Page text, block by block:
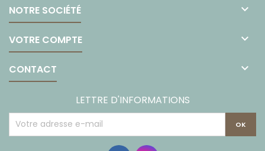
NOTRE SOCIÉTÉ 
VOTRE COMPTE 
CONTACT 
LETTRE D'INFORMATIONS